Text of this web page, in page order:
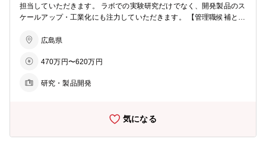
担当していただきます。 ラボでの実験研究だけでなく、開発製品のス
ケールアップ・工業化にも注力していただきます。 【管理職候補とし
ネジメントにも携わっていただくキャリアパスを想定しております。
作検討、 スケールアップ(数L～数百Lスケール) ・事業部門と連携し
カル分野(電子材料・医薬品) 【科学分野】有機化学/有機合成 【組織
実施しながら業務をキャッチアップしていただきます。 必要に応じて
広島県
470万円〜620万円
研究・製品開発
気になる